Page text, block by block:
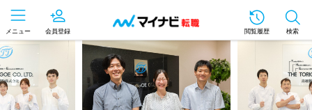
メニュー 会員登録 閲覧履歴 検索